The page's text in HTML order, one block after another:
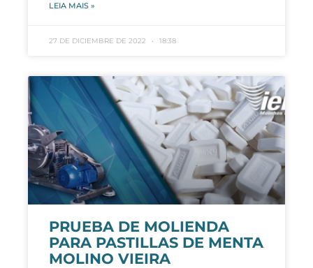
LEIA MAIS »
27 DE DICIEMBRE DE 2022 18:38
PRUEBA DE MOLIENDA
PARA PASTILLAS DE MENTA
MOLINO VIEIRA